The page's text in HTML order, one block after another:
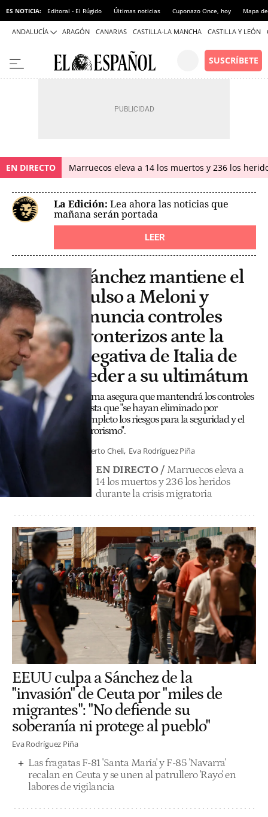
ES NOTICIA: Editoral - El Rúgido Últimas noticias Cuponazo Once, hoy Mapa
ANDALUCÍA ARAGÓN CANARIAS CASTILLA-LA MANCHA CASTILLA Y LEÓN
EN DIRECTO Marruecos eleva a 14 los muertos y 236 los
La Edición: Lea ahora las noticias que
mañana serán portada
LEER
Sánchez mantiene el
pulso a Meloni y
anuncia controles
fronterizos ante la
negativa de Italia de
ceder a su ultimátum
Roma asegura que mantendrá los controles
hasta que "se hayan eliminado por
completo los riesgos para la seguridad y el
terrorismo".
Alberto Cheli Eva Rodríguez Piña
EN DIRECTO / Marruecos eleva a
14 los muertos y 236 los heridos
durante la crisis migratoria
EEUU culpa a Sánchez de la
"invasión" de Ceuta por "miles de
migrantes": "No defiende su
soberanía ni protege al pueblo"
Eva Rodríguez Piña
Las fragatas F-81 'Santa María' y F-85 'Navarra'
recalan en Ceuta y se unen al patrullero 'Rayo' en
labores de vigilancia